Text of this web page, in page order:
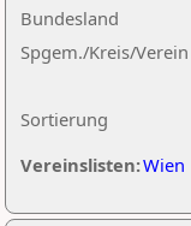
Sortierung
Bundesland
Spgem./Kreis/Verein
Vereinslisten:Wien